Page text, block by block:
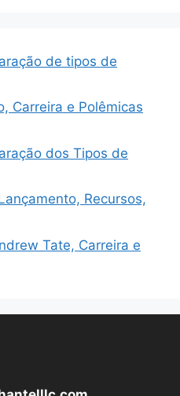
de tipos de
Carreira e Polêmicas
dos Tipos de
Recursos,
Tate, Carreira e